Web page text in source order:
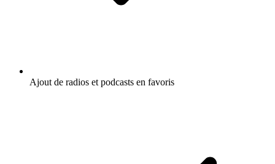
Ajout de radios et podcasts en favoris